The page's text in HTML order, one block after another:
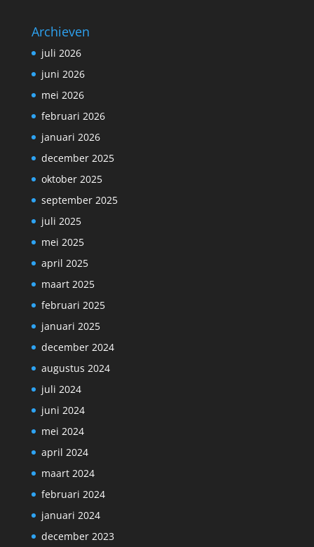
Archieven
juli 2026
juni 2026
mei 2026
februari 2026
januari 2026
december 2025
oktober 2025
september 2025
juli 2025
mei 2025
april 2025
maart 2025
februari 2025
januari 2025
december 2024
augustus 2024
juli 2024
juni 2024
mei 2024
april 2024
maart 2024
februari 2024
januari 2024
december 2023